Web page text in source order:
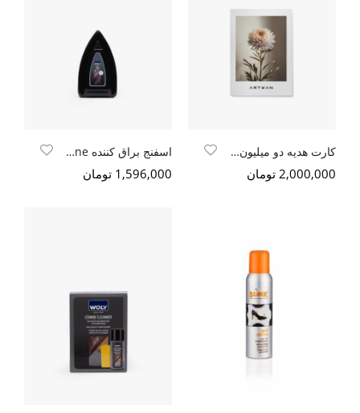
کارت هدیه دو میلیون تومانی
2,000,000 تومان
اسفنج براق کننده woly shoe shine
1,596,000 تومان